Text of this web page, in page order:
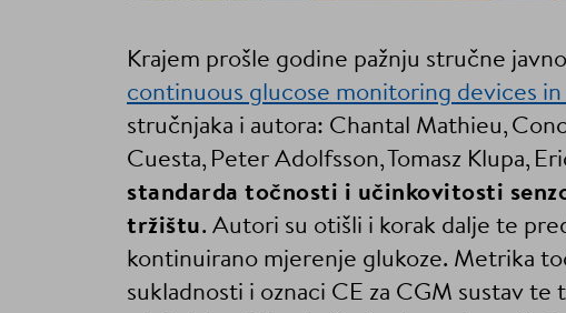
Krajem prošle godine pažnju stručne
continuous glucose monitoring devices in
stručnjaka i autora: Chantal Mathieu,
Cuesta, Peter Adolfsson, Tomasz Klupa,
standarda točnosti i učinkovitosti
tržištu. Autori su otišli i korak dalje te
kontinuirano mjerenje glukoze. Metrika
sukladnosti i oznaci CE za CGM sustav